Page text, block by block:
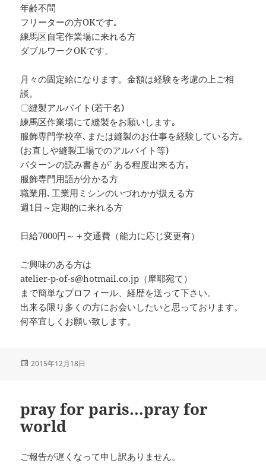
年齢不問
フリーターの方OKです｡
練馬区自宅作業場に来れる方
ダブルワークOKです。
月々の固定給になります。金額は経験を考慮の上ご相
談。
〇縫製アルバイト(若干名)
練馬区作業場にて縫製をお願いします｡
服飾専門学校卒､または縫製のお仕事を経験している方｡
(お直しや縫製工場でのアルバイト等)
パターンの読み書きがﾞある程度出来る方｡
服飾専門用語が分かる方
職業用､工業用ミシンのいづれかが扱える方
週1日～定期的に来れる方
日給7000円～＋交通費（能力に応じ変更有）
ご興味のある方は
atelier-p-of-s@hotmail.co.jp（摩耶宛て）
まで簡単なプロフィール、経歴を送って下さい。
出来る限り多くの方にお会いしたいと思っております。
何卒宜しくお願い致します。
投
2015年12月18日
pray for paris…pray for
world
ご報告が遅くなって申し訳ありません。